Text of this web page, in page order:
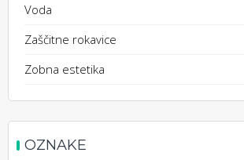
Voda
Zaščitne rokavice
Zobna estetika
OZNAKE